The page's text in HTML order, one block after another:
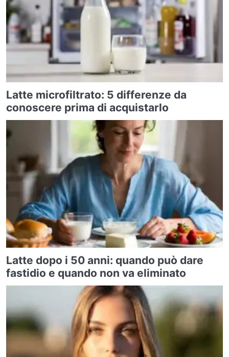
Latte microfiltrato: 5 differenze da
conoscere prima di acquistarlo
Latte dopo i 50 anni: quando può dare
fastidio e quando non va eliminato